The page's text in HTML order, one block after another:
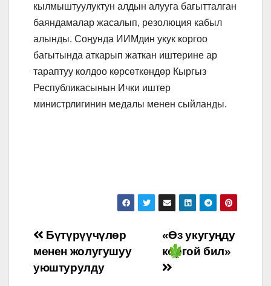
кылмыштуулуктун алдын алууга багытталган
баяндамалар жасалып, резолюция кабыл
алынды. Соңунда ИИМдин укук коргоо
багытында аткарып жаткан иштерине ар
тараптуу колдоо көрсөткөндөр Кыргыз
Республикасынын Ички иштер
министрлигинин медалы менен сыйланды.
Навигация
по
«Өз укугуңду
коргой бил»
Бүтүрүүчүлөр
менен жолугушуу
уюштурулду